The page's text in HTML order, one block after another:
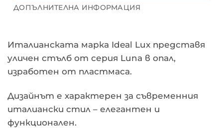
ДОПЪЛНИТЕЛНА ИНФОРМАЦИЯ
Италианската марка Ideal Lux представя
уличен стълб от серия Luna в опал,
изработен от пластмаса.
Дизайнът е характерен за съвременния
италиански стил – елегантен и
функционален.